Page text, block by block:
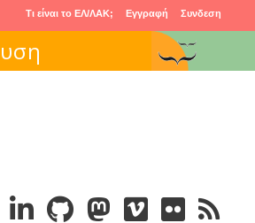
Τι είναι το ΕΛ/ΛΑΚ; Εγγραφή Συνδεση